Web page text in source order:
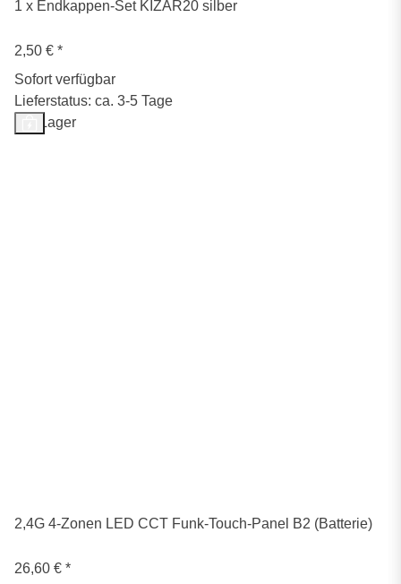
1 x Endkappen-Set KIZAR20 silber
2,50 € *
Sofort verfügbar
Lieferstatus: ca. 3-5 Tage
Auf Lager
2,4G 4-Zonen LED CCT Funk-Touch-Panel B2 (Batterie)
26,60 € *